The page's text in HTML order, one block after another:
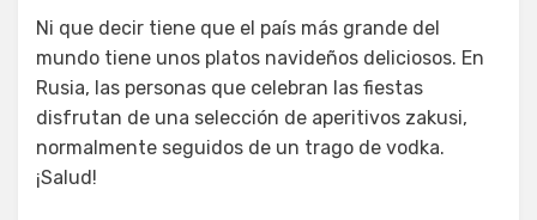
Ni que decir tiene que el país más grande del
mundo tiene unos platos navideños deliciosos. En
Rusia, las personas que celebran las fiestas
disfrutan de una selección de aperitivos zakusi,
normalmente seguidos de un trago de vodka.
¡Salud!